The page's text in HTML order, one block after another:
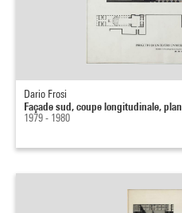
Dario Frosi
Façade sud, coupe longitudinale, plan
1979 - 1980